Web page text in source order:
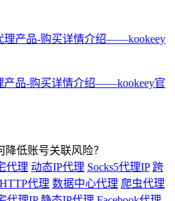
产品-购买详情介绍——kookeey官
代理 动态IP代理 Socks5代理IP 跨
HTTP代理 数据中心代理 爬虫代理